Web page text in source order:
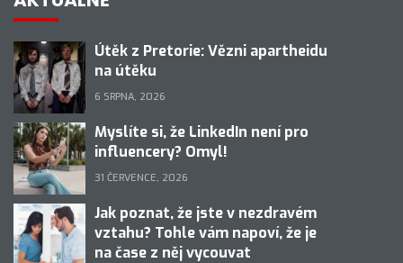
Útěk z Pretorie: Vězni apartheidu
na útěku
6 SRPNA, 2026
Myslíte si, že LinkedIn není pro
influencery? Omyl!
31 ČERVENCE, 2026
Jak poznat, že jste v nezdravém
vztahu? Tohle vám napoví, že je
na čase z něj vycouvat